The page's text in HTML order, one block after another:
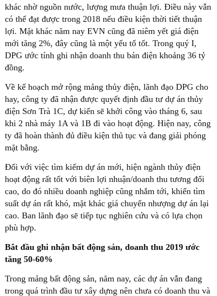
khác nhờ nguồn nước, lượng mưa thuận lợi. Điều này vẫn
có thể đạt được trong 2018 nếu điều kiện thời tiết thuận
lợi. Mặt khác năm nay EVN cũng đã niêm yết giá điện
mới tăng 2%, đây cũng là một yếu tố tốt. Trong quý I,
DPG ước tính ghi nhận doanh thu bán điện khoảng 36 tỷ
đồng.
Về kế hoạch mở rộng mảng thủy điện, lãnh đạo DPG cho
hay, công ty đã nhận được quyết định đầu tư dự án thủy
điện Sơn Trà 1C, dự kiến sẽ khởi công vào tháng 6, sau
khi 2 nhà máy 1A và 1B đi vào hoạt động. Hiện nay, công
ty đã hoàn thành đủ điều kiện thủ tục và đang giải phóng
mặt bằng.
Đối với việc tìm kiếm dự án mới, hiện ngành thủy điện
hoạt động rất tốt với biên lợi nhuận/doanh thu tương đối
cao, do đó nhiều doanh nghiệp cũng nhắm tới, khiến tìm
suất dự án rất khó, mặt khác giá chuyển nhượng dự án lại
cao. Ban lãnh đạo sẽ tiếp tục nghiên cứu và có lựa chọn
phù hợp.
Bắt đầu ghi nhận bất động sản, doanh thu 2019 ước
tăng 50-60%
Trong mảng bất động sản, năm nay, các dự án vẫn đang
trong quá trình đầu tư xây dựng nên chưa có doanh thu và